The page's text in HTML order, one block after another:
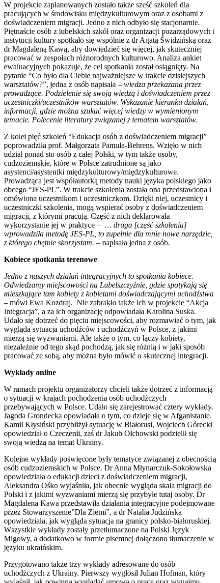
W projekcie zaplanowanych zostało także sześć szkoleń dla
pracujących w środowisku międzykulturowym oraz z osobami z
doświadczeniem migracji. Jedno z nich odbyło się stacjonarnie.
Piętnaście osób z lubelskich szkół oraz organizacji pozarządowych i
instytucji kultury spotkało się wspólnie z dr Agatą Świdzińską oraz
dr Magdaleną Kawą, aby dowiedzieć się więcej, jak skuteczniej
pracować w zespołach różnorodnych kulturowo. Analiza ankiet
ewaluacyjnych pokazuje, że cel spotkania został osiągnięty. Na
pytanie “Co było dla Ciebie najważniejsze w trakcie dzisiejszych
warsztatów?”, jedna z osób napisała – wiedza przekazana przez
prowadzące. Podzielenie się swoją wiedzą i doświadczeniem przez
uczestniczki/uczestników warsztatów. Wskazanie kierunku działań,
informacji, gdzie można szukać więcej wiedzy w wymienionym
temacie. Polecenie literatury związanej z tematem warsztatów.
Z kolei pięć szkoleń “Edukacja osób z doświadczeniem migracji”
poprowadziła prof. Małgorzata Pamuła-Behrens. Wzięło w nich
udział ponad sto osób z całej Polski, w tym także osoby,
cudzoziemskie, które w Polsce zatrudnione są jako
asystenci/asystentki międzykulturowy/międzykulturowe.
Prowadząca jest współautorką metody nauki języka polskiego jako
obcego “JES-PL”. W trakcie szkolenia została ona przedstawiona i
omówiona uczestnikom i uczestniczkom. Dzięki niej, uczestnicy i
uczestniczki szkolenia, mogą wspierać osoby z doświadczeniem
migracji, z którymi pracują. Część z nich deklarowała
wykorzystanie jej w praktyce – … druga [część szkolenia]
wprowadziła metodę JES-PL, to zupełnie dla mnie nowe narzędzie,
z którego chętnie skorzystam. – napisała jedna z osób.
Kobiece spotkania terenowe
Jedno z naszych działań integracyjnych to spotkania kobiece.
Odwiedzamy miejscowości na Lubelszczyźnie, gdzie spotykają się
mieszkające tam kobiety z kobietami doświadczającymi uchodźstwa
– mówi Ewa Kozdraj. Nie zabrakło także ich w projekcie “Akcja
Integracja”, a za ich organizację odpowiadała Karolina Suska.
Udało się dotrzeć do pięciu miejscowości, aby rozmawiać o tym, jak
wygląda sytuacja uchodźców i uchodźczyń w Polsce, z jakimi
mierzą się wyzwaniami. Ale także o tym, co łączy kobiety,
niezależnie od tego skąd pochodzą, jak się różnią i w jaki sposób
pracować ze sobą, aby można było mówić o skutecznej integracji.
Wykłady online
W ramach projektu organizatorzy chcieli także dotrzeć z informacją
o sytuacji w krajach pochodzenia osób uchodźczych
przebywających w Polsce. Udało się zarejestrować cztery wykłady.
Jagoda Grondecka opowiadała o tym, co dzieje się w Afganistanie.
Kamil Kłysiński przybliżył sytuację w Białorusi, Wojciech Górecki
opowiedział o Czeczenii, zaś dr Jakub Olchowski podzielił się
swoją wiedzą na temat Ukrainy.
Kolejne wykłady poświęcone były tematyce związanej z obecnością
osób cudzoziemskich w Polsce. Dr Anna Młynarczuk-Sokołowska
opowiedziała o edukacji dzieci z doświadczeniem migracji,
Aleksandra Ośko wyjaśniła, jak obecnie wygląda skala migracji do
Polski i z jakimi wyzwaniami mierzą się przybyłe tutaj osoby. Dr
Magdalena Kawa przedstawiła działania integracyjne podejmowane
przez Stowarzyszenie”Dla Ziemi”, a dr Natalia Judzińska
opowiedziała, jak wygląda sytuacja na granicy polsko-białoruskiej.
Wszystkie wykłady zostały przetłumaczone na Polski Język
Migowy, a dodatkowo w formie pisemnej dołączono tłumaczenie w
języku ukraińskim.
Przygotowano także trzy wykłady adresowane do osób
uchodźczych z Ukrainy. Pierwszy wygłosił Julian Hofman, który